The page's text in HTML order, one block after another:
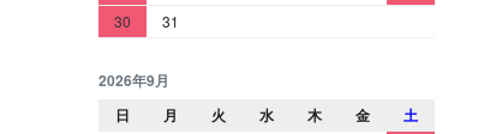
30
31
2026年9月
日
月 火 水 木 金 土